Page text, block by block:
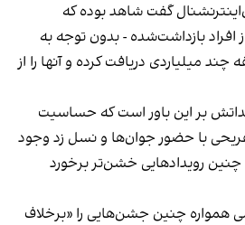
گفت شاهد بوده که
افراد بازداشت‌‌شده - بدون توجه به
میلیاردی دریافت کرده و آنها را از
بر این باور است که حساسیت
با حضور جوان‌ها و نسل زد وجود
چنین رویدادهایی خشن‌تر برخورد
همواره چنین جشن‌هایی را «برخلاف